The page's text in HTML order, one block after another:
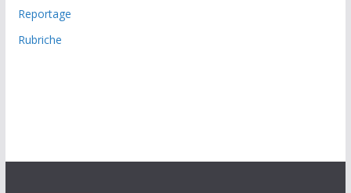
Reportage
Rubriche